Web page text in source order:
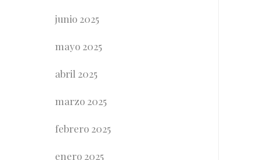
junio 2025
mayo 2025
abril 2025
marzo 2025
febrero 2025
enero 2025